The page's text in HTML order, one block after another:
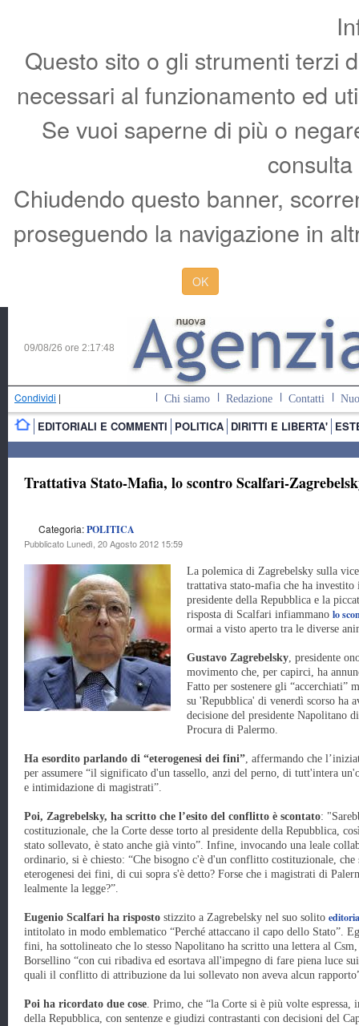
Questo sito o gli strumenti terzi
necessari al funzionamento ed
Se vuoi saperne di più o
Chiudendo questo banner,
proseguendo la navigazione in
OK
09/08/26 ore 2:17:49
Condividi | Chi siamo Redazione Contatti
EDITORIALI E COMMENTI POLITICA DIRITTI E LIBERTA'
Trattativa Stato-Mafia, lo scontro Scalfari-
Categoria:POLITICA
Pubblicato Lunedì, 20 Agosto 2012 15:59
La polemica di Zagrebelsky sulla
trattativa stato-mafia che ha investito
presidente della Repubblica e la
risposta di Scalfari infiammano lo
ormai a visto aperto tra le diverse
Gustavo Zagrebelsky, presidente
movimento che, per capirci, ha
Fatto per sostenere gli “accerchiati”
su 'Repubblica' di venerdì scorso ha
decisione del presidente Napolitano
Procura di Palermo.
Ha esordito parlando di “eterogenesi dei fini”, affermando che
per assumere “il significato d'un tassello, anzi del perno, di tutt'intera
e intimidazione di magistrati”.
Poi, Zagrebelsky, ha scritto che l’esito del conflitto è scontato:
costituzionale, che la Corte desse torto al presidente della Repubblica,
stato sollevato, è stato anche già vinto”. Infine, invocando una leale
ordinario, si è chiesto: “Che bisogno c'è d'un conflitto costituzionale, che
eterogenesi dei fini, di cui sopra s'è detto? Forse che i magistrati di
lealmente la legge?”.
Eugenio Scalfari ha risposto stizzito a Zagrebelsky nel suo solito
intitolato in modo emblematico “Perché attaccano il capo dello Stato”.
fini, ha sottolineato che lo stesso Napolitano ha scritto una lettera al
Borsellino “con cui ribadiva ed esortava all'impegno di fare piena luce
quali il conflitto di attribuzione da lui sollevato non aveva alcun
Poi ha ricordato due cose. Primo, che “la Corte si è più volte
della Repubblica, con sentenze e giudizi contrastanti con decisioni del